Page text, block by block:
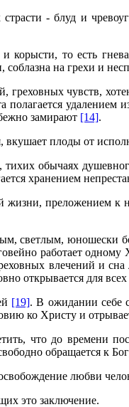
- блуд и
то есть
на грехи и
чувств,
полагается
замирают [14].
плоды от
обычаях
хранением
жизни, преложением
светлым, юношески
работает
влечений и
открывается для
[19]. В ожидании себе
ко Христу и
что до времени
обращается к
любви
это заключение.